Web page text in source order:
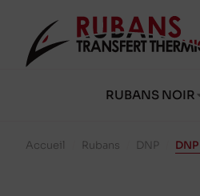
RUBANS NOIR
Accueil Rubans DNP